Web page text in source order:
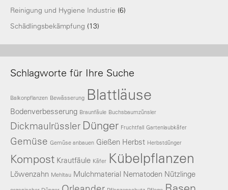
Reinigung und Hygiene Industrie (6)
Schädlingsbekämpfung (13)
Schlagworte für Ihre Suche
Balkonpflanzen Bewässerung Blattläuse
Bodenverbesserung Braunfäule Buchsbaumzünsler
Dickmaulrüssler Dünger Fruchtfall Gartenlaubkäfer
Gemüse Gemüse anbauen Gießen Herbst Herbstdünger
Kompost Krautfäule Käfer Kübelpflanzen
Löwenzahn Mehltau Mulchmaterial Nematoden Nützlinge